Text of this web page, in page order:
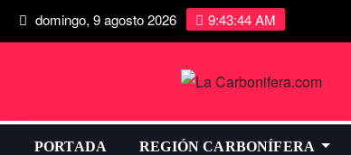
domingo, 9 agosto 2026 9:43:45 AM
PORTADA REGIÓN CARBONÍFERA